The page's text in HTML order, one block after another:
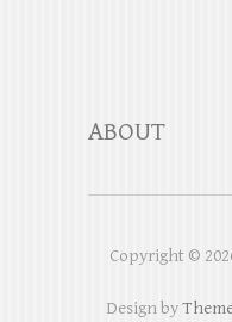
ABOUT
Copyright ©
Design by